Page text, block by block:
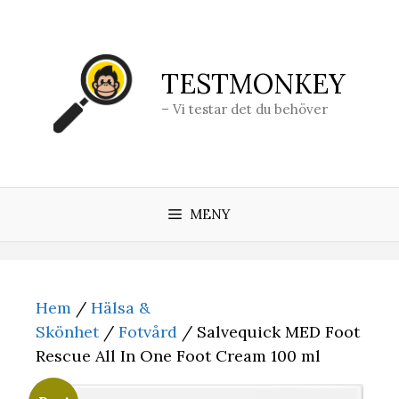
TESTMONKEY
– Vi testar det du behöver
MENY
Hem / Hälsa &
Skönhet/ Fotvård / Salvequick MED Foot
Rescue All In One Foot Cream 100 ml